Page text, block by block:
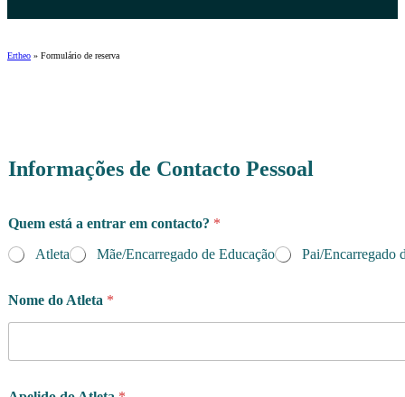
Ertheo » Formulário de reserva
Informações de Contacto Pessoal
r
o
g
a
r
Quem está a entrar em contacto? *
Atleta
Mãe/Encarregado de Educação Pai/Encarregado
Nome do Atleta *